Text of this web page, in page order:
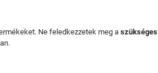
Ne feledkezzetek meg aszükséges